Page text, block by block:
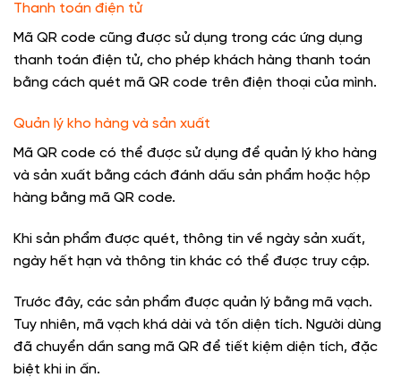
Thanh toán điện tử
Mã QR code cũng được sử dụng trong các ứng dụng
thanh toán điện tử, cho phép khách hàng thanh toán
bằng cách quét mã QR code trên điện thoại của mình.
Quản lý kho hàng và sản xuất
Mã QR code có thể được sử dụng để quản lý kho hàng
và sản xuất bằng cách đánh dấu sản phẩm hoặc hộp
hàng bằng mã QR code.
Khi sản phẩm được quét, thông tin về ngày sản xuất,
ngày hết hạn và thông tin khác có thể được truy cập.
Trước đây, các sản phẩm được quản lý bằng mã vạch.
Tuy nhiên, mã vạch khá dài và tốn diện tích. Người dùng
đã chuyển dần sang mã QR để tiết kiệm diện tích, đặc
biệt khi in ấn.